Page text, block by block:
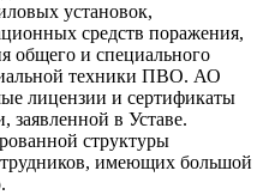
установок,
средств поражения,
общего и специального
техники ПВО. АО
лицензии и сертификаты
заявленной в Уставе.
структуры
имеющих большой